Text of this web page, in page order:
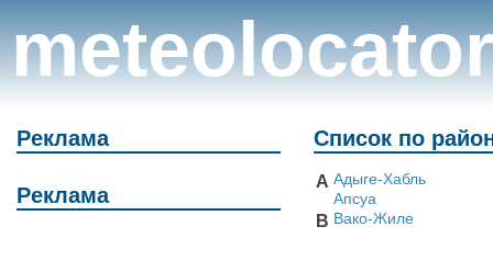
meteolocator
Реклама
Реклама
Список по
А Адыге-Хабль
Апсуа
В Вако-Жиле